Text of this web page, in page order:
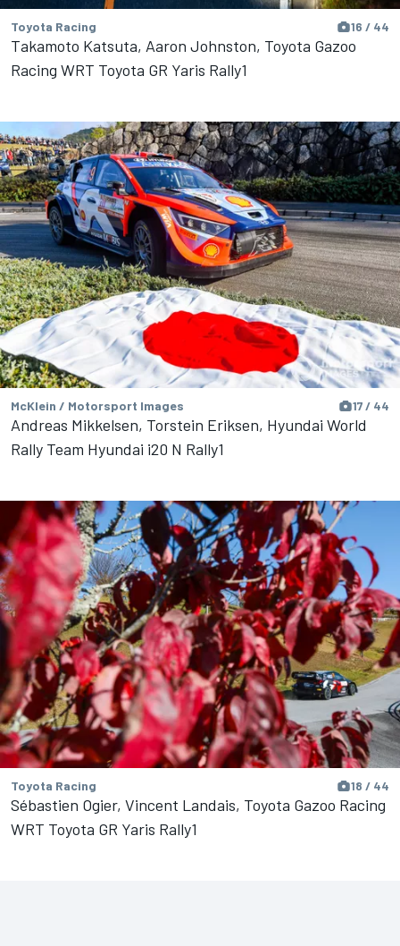
Toyota Racing 16 / 44
Takamoto Katsuta, Aaron Johnston, Toyota Gazoo
Racing WRT Toyota GR Yaris Rally1
McKlein / Motorsport Images 17 / 44
Andreas Mikkelsen, Torstein Eriksen, Hyundai World
Rally Team Hyundai i20 N Rally1
Toyota Racing 18 / 44
Sébastien Ogier, Vincent Landais, Toyota Gazoo Racing
WRT Toyota GR Yaris Rally1